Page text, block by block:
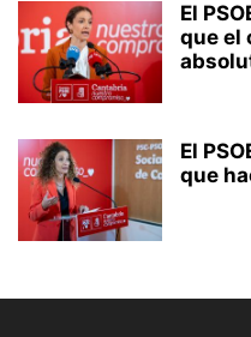
El
que el
El
que